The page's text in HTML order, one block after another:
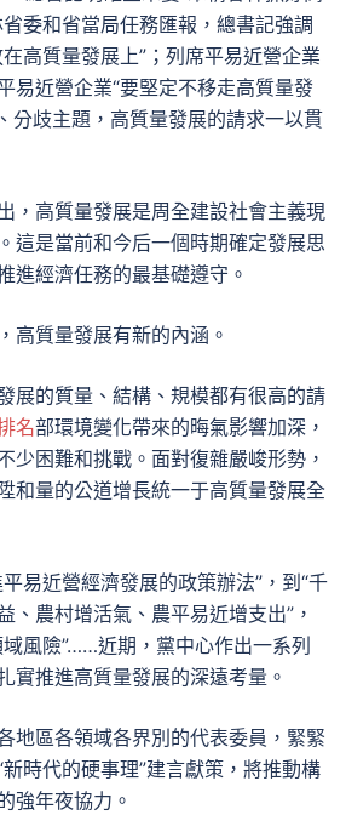
委和省當局任務匯報，總書記強調
高質量發展上”；列席平易近營企業
易近營企業“要堅定不移走高質量發
分歧主題，高質量發展的請求一以貫
，高質量發展是周全建設社會主義現
這是當前和今后一個時期確定發展思
進經濟任務的最基礎遵守。
高質量發展有新的內涵。
展的質量、結構、規模都有很高的請
名部環境變化帶來的晦氣影響加深，
少困難和挑戰。面對復雜嚴峻形勢，
和量的公道增長統一于高質量發展全
易近營經濟發展的政策辦法”，到“千
、農村增活氣、農平易近增支出”，
風險”……近期，黨中心作出一系列
實推進高質量發展的深遠考量。
地區各領域各界別的代表委員，緊緊
時代的硬事理”建言獻策，將推動構
強年夜協力。